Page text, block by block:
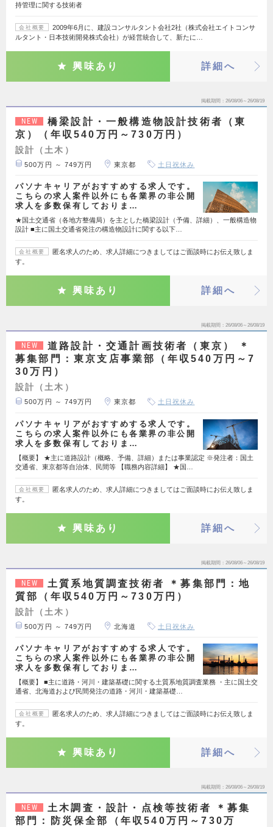
持管理に関する技術者
会社概要
2009年6月に、建設コンサルタント会社2社（株式会社エイトコンサ
ルタント・日本技術開発株式会社）が経営統合して、新たに…
興味あり 詳細へ
掲載期間 26/08/06～26/08/19
NEW
橋梁設計・一般構造物設計技術者（東
京）（年収540万円～730万円）
設計（土木）
500万円 ～ 749万円 東京都 土日祝休み
パソナキャリアがおすすめする求人です。
こちらの求人案件以外にも各業界の非公開
求人を多数保有しておりま…
★国土交通省（各地方整備局）を主とした橋梁設計（予備、詳細）、一般構造物
設計 ■主に国土交通省発注の構造物設計に関する以下…
会社概要
匿名求人のため、求人詳細につきましてはご面談時にお伝え致しま
す。
興味あり 詳細へ
掲載期間 26/08/06～26/08/19
NEW
道路設計・交通計画技術者（東京） ＊
募集部門：東京支店事業部（年収540万円～7
30万円）
設計（土木）
500万円 ～ 749万円 東京都 土日祝休み
パソナキャリアがおすすめする求人です。
こちらの求人案件以外にも各業界の非公開
求人を多数保有しておりま…
【概要】 ★主に道路設計（概略、予備、詳細）または事業認定 ※発注者：国土
交通省、東京都等自治体、民間等 【職務内容詳細】 ★国…
会社概要
匿名求人のため、求人詳細につきましてはご面談時にお伝え致しま
す。
興味あり 詳細へ
掲載期間 26/08/06～26/08/19
NEW
土質系地質調査技術者 ＊募集部門：地
質部（年収540万円～730万円）
設計（土木）
500万円 ～ 749万円 北海道 土日祝休み
パソナキャリアがおすすめする求人です。
こちらの求人案件以外にも各業界の非公開
求人を多数保有しておりま…
【概要】 ■主に道路・河川・建築基礎に関する土質系地質調査業務 ・主に国土交
通省、北海道および民間発注の道路・河川・建築基礎…
会社概要
匿名求人のため、求人詳細につきましてはご面談時にお伝え致しま
す。
興味あり 詳細へ
掲載期間 26/08/06～26/08/19
NEW
土木調査・設計・点検等技術者 ＊募集
部門：防災保全部（年収540万円～730万